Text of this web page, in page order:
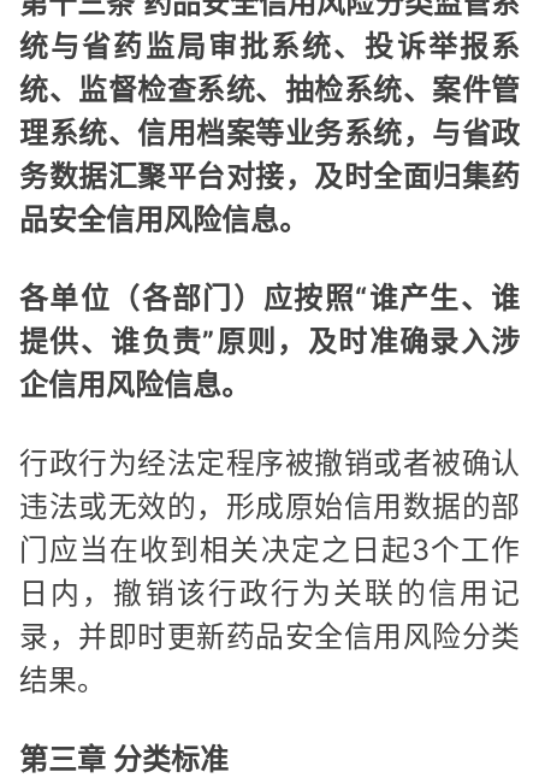
统与省药监局审批系统、投诉举报系
统、监督检查系统、抽检系统、案件管
理系统、信用档案等业务系统，与省政
务数据汇聚平台对接，及时全面归集药
品安全信用风险信息。
各单位（各部门）应按照“谁产生、谁
提供、谁负责”原则，及时准确录入涉
企信用风险信息。
行政行为经法定程序被撤销或者被确认
违法或无效的，形成原始信用数据的部
门应当在收到相关决定之日起3个工作
日内，撤销该行政行为关联的信用记
录，并即时更新药品安全信用风险分类
结果。
第三章 分类标准